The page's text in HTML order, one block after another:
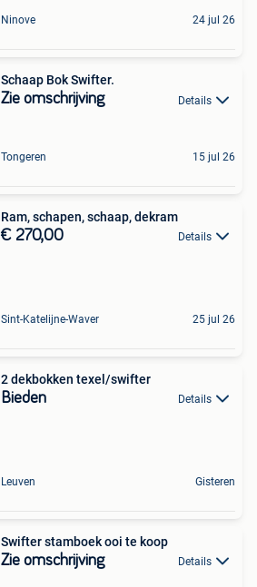
Ninove 24 jul 26
Schaap Bok Swifter.
Zie omschrijving Details
Tongeren 15 jul 26
Ram, schapen, schaap, dekram
€ 270,00 Details
Sint-Katelijne-Waver 25 jul 26
2 dekbokken texel/swifter
Bieden Details
Leuven Gisteren
Swifter stamboek ooi te koop
Zie omschrijving Details